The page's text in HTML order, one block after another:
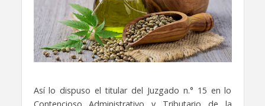
Así lo dispuso el titular del Juzgado n.° 15 en lo